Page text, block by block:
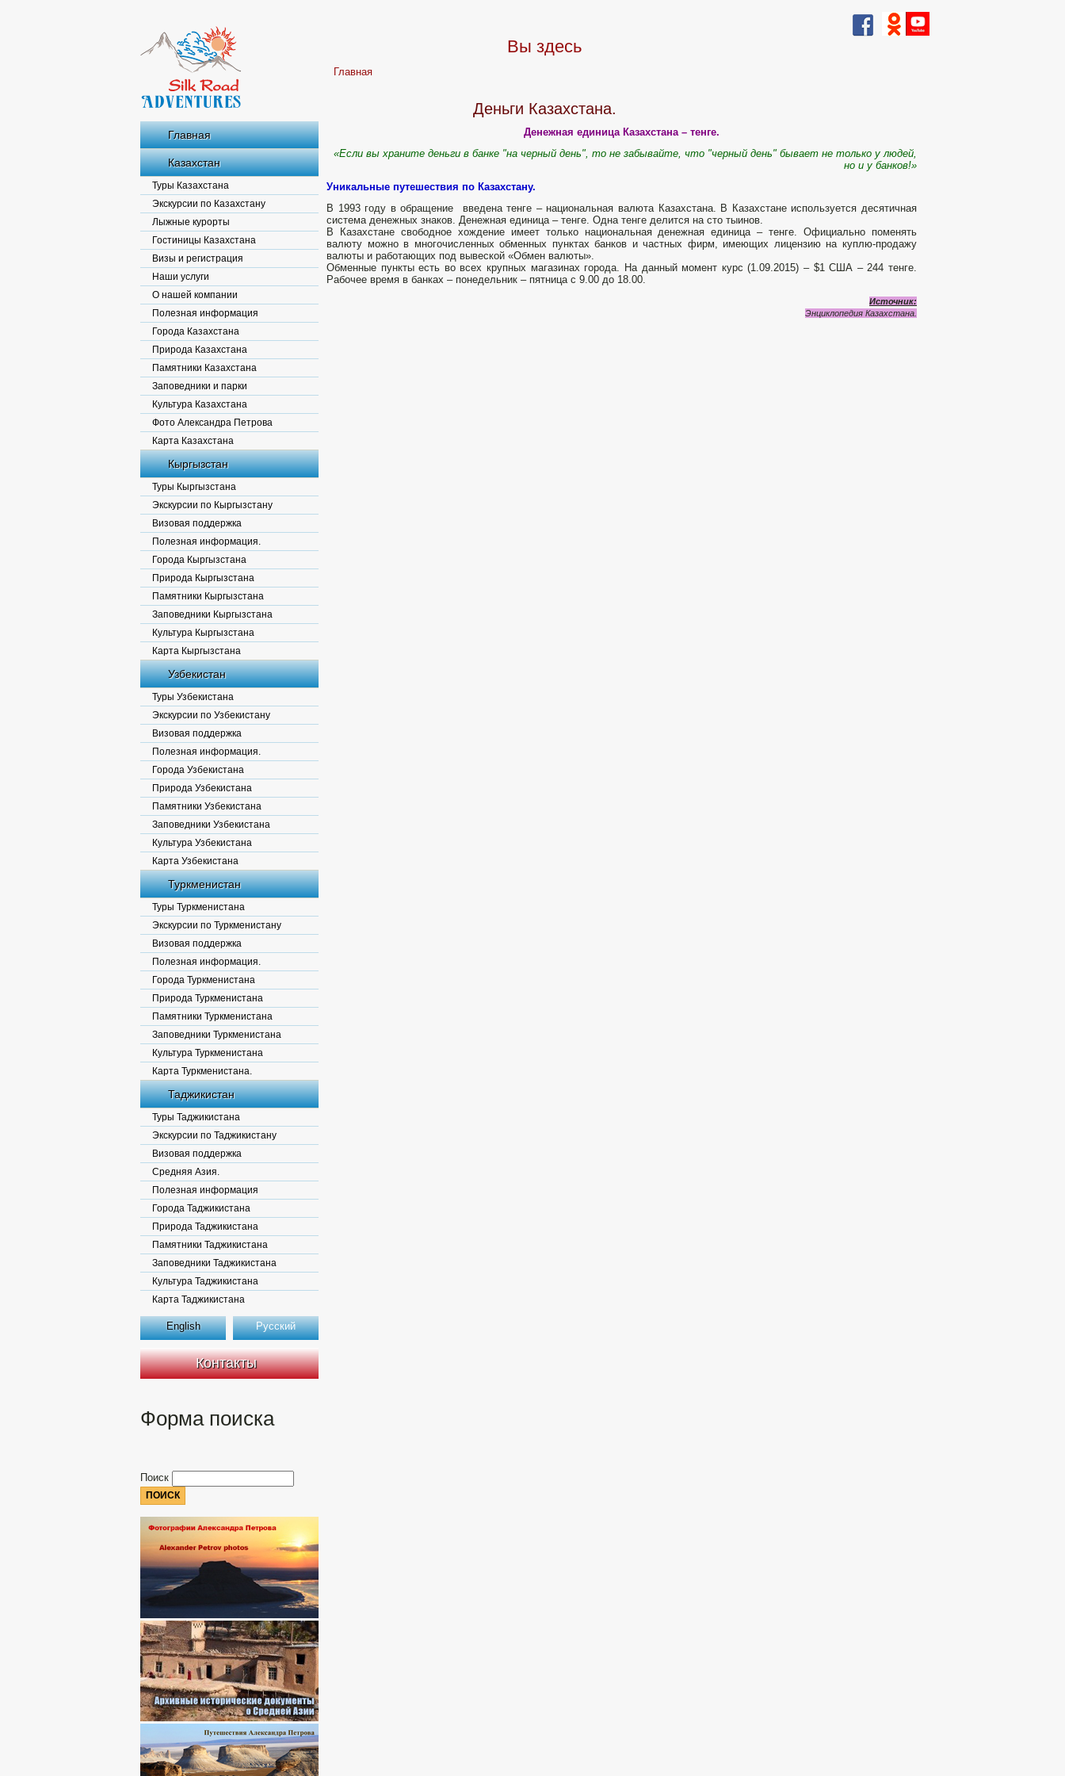
Главная
Казахстан
Туры Казахстана
Экскурсии по Казахстану
Лыжные курорты
Гостиницы Казахстана
Визы и регистрация
Наши услуги
О нашей компании
Полезная информация
Города Казахстана
Природа Казахстана
Памятники Казахстана
Заповедники и парки
Культура Казахстана
Фото Александра Петрова
Карта Казахстана
Кыргызстан
Туры Кыргызстана
Экскурсии по Кыргызстану
Визовая поддержка
Полезная информация.
Города Кыргызстана
Природа Кыргызстана
Памятники Кыргызстана
Заповедники Кыргызстана
Культура Кыргызстана
Карта Кыргызстана
Узбекистан
Туры Узбекистана
Экскурсии по Узбекистану
Визовая поддержка
Полезная информация.
Города Узбекистана
Природа Узбекистана
Памятники Узбекистана
Заповедники Узбекистана
Культура Узбекистана
Карта Узбекистана
Туркменистан
Туры Туркменистана
Экскурсии по Туркменистану
Визовая поддержка
Полезная информация.
Города Туркменистана
Природа Туркменистана
Памятники Туркменистана
Заповедники Туркменистана
Культура Туркменистана
Карта Туркменистана.
Таджикистан
Туры Таджикистана
Экскурсии по Таджикистану
Визовая поддержка
Средняя Азия.
Полезная информация
Города Таджикистана
Природа Таджикистана
Памятники Таджикистана
Заповедники Таджикистана
Культура Таджикистана
Карта Таджикистана
English Русский
Контакты
Форма поиска
Поиск
Вы здесь
Главная
Деньги Казахстана.
Денежная единица Казахстана – тенге.
«Если вы храните деньги в банке "на черный день", то не забывайте, что "черный день" бывает не только у людей,
но и у банков!»
Уникальные путешествия по Казахстану.
В 1993 году в обращение введена тенге – национальная валюта Казахстана. В Казахстане используется десятичная
система денежных знаков. Денежная единица – тенге. Одна тенге делится на сто тыинов.
В Казахстане свободное хождение имеет только национальная денежная единица – тенге. Официально поменять
валюту можно в многочисленных обменных пунктах банков и частных фирм, имеющих лицензию на куплю-продажу
валюты и работающих под вывеской «Обмен валюты».
Обменные пункты есть во всех крупных магазинах города. На данный момент курс (1.09.2015) – $1 США – 244 тенге.
Рабочее время в банках – понедельник – пятница с 9.00 до 18.00.
Источник:
Энциклопедия Казахстана.